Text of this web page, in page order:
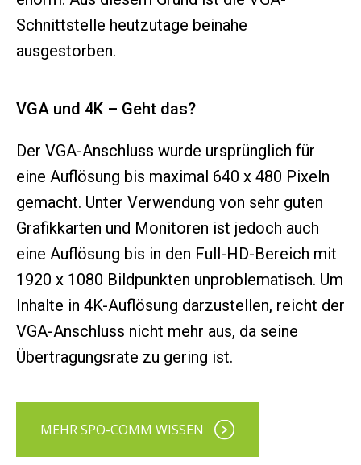
Schnittstelle heutzutage beinahe
ausgestorben.
VGA und 4K – Geht das?
Der VGA-Anschluss wurde ursprünglich für
eine Auflösung bis maximal 640 x 480 Pixeln
gemacht. Unter Verwendung von sehr guten
Grafikkarten und Monitoren ist jedoch auch
eine Auflösung bis in den Full-HD-Bereich mit
1920 x 1080 Bildpunkten unproblematisch. Um
Inhalte in 4K-Auflösung darzustellen, reicht der
VGA-Anschluss nicht mehr aus, da seine
Übertragungsrate zu gering ist.
MEHR SPO-COMM WISSEN